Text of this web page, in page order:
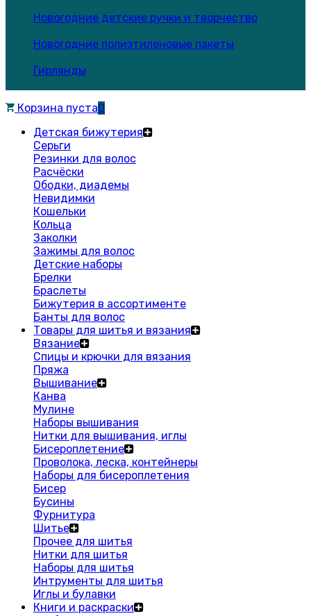
Новогодние детские ручки и творчество
Новогодние полиэтиленовые пакеты
Гирлянды
Корзина пуста0
Детская бижутерия
Серьги
Резинки для волос
Расчёски
Ободки, диадемы
Невидимки
Кошельки
Кольца
Заколки
Зажимы для волос
Детские наборы
Брелки
Браслеты
Бижутерия в ассортименте
Банты для волос
Товары для шитья и вязания
Вязание
Спицы и крючки для вязания
Пряжа
Вышивание
Канва
Мулине
Наборы вышивания
Нитки для вышивания, иглы
Бисероплетение
Проволока, леска, контейнеры
Наборы для бисероплетения
Бисер
Бусины
Фурнитура
Шитье
Прочее для шитья
Нитки для шитья
Наборы для шитья
Интрументы для шитья
Иглы и булавки
Книги и раскраски